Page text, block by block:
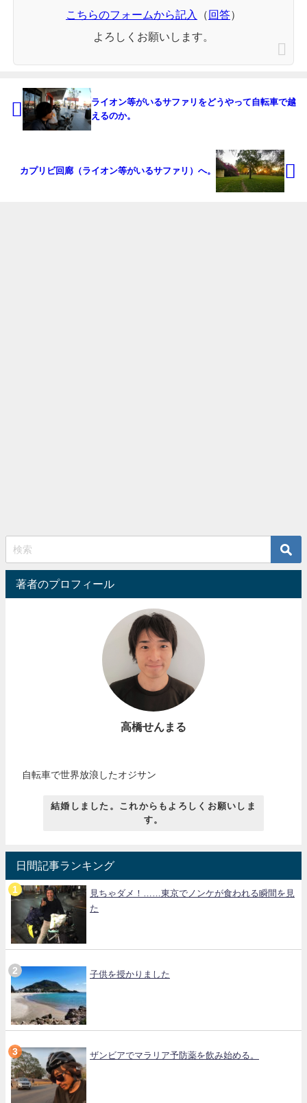
こちらのフォームから記入
（ 回答）
よろしくお願いします。
ライオン等がいるサファリをどうやって自転車で越
えるのか。
カプリビ回廊（ライオン等がいるサファリ）へ。
著者のプロフィール
高橋せんまる
自転車で世界放浪したオジサン
結婚しました。これからもよろしくお願いしま
す。
日間記事ランキング
見ちゃダメ！……東京でノンケが食われる瞬間を見
た
子供を授かりました
ザンビアでマラリア予防薬を飲み始める。